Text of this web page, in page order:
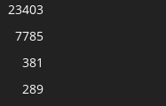
23403
7785
381
289